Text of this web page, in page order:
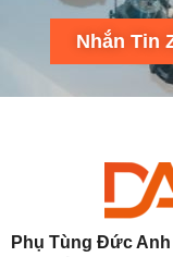
Nhắn Tin
Phụ Tùng Đức